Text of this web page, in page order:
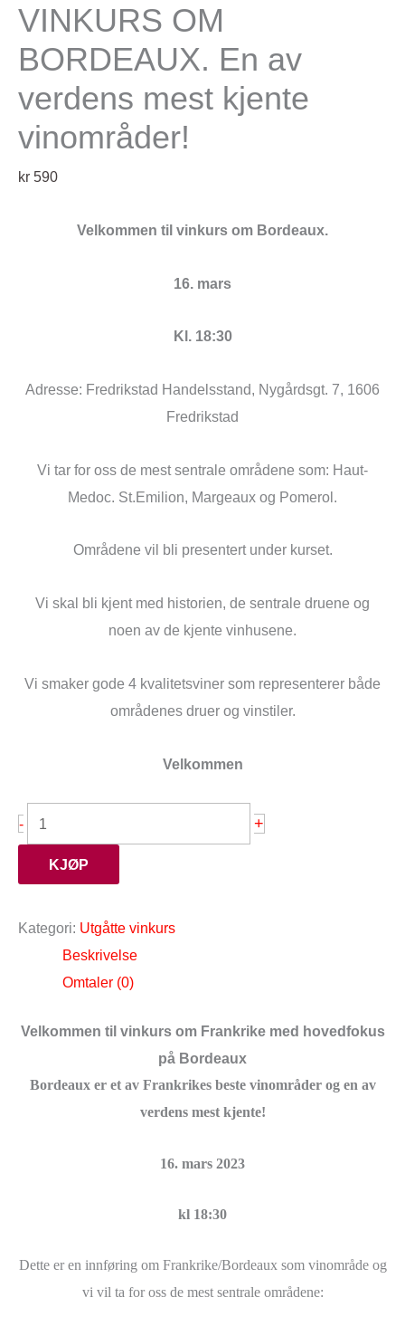
VINKURS OM
BORDEAUX. En av
verdens mest kjente
vinområder!
kr 590
Velkommen til vinkurs om Bordeaux.
16. mars
Kl. 18:30
Adresse: Fredrikstad Handelsstand, Nygårdsgt. 7, 1606
Fredrikstad
Vi tar for oss de mest sentrale områdene som: Haut-
Medoc. St.Emilion, Margeaux og Pomerol.
Områdene vil bli presentert under kurset.
Vi skal bli kjent med historien, de sentrale druene og
noen av de kjente vinhusene.
Vi smaker gode 4 kvalitetsviner som representerer både
områdenes druer og vinstiler.
Velkommen
- +
KJØP
Kategori: Utgåtte vinkurs
Beskrivelse
Omtaler (0)
Velkommen til vinkurs om Frankrike med hovedfokus
på Bordeaux
Bordeaux er et av Frankrikes beste vinområder og en av
verdens mest kjente!
16. mars 2023
kl 18:30
Dette er en innføring om Frankrike/Bordeaux som vinområde og
vi vil ta for oss de mest sentrale områdene: